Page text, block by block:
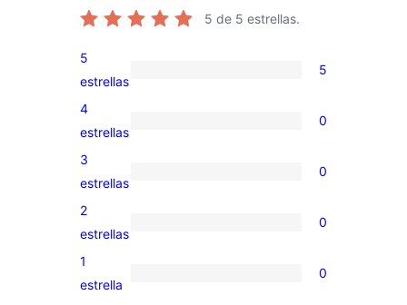
5 de 5 estrellas.
5
valoraciones
de
5
estrellas
5
0
valoraciones
de
4
estrellas
0
0
valoraciones
de
3
estrellas
0
0
valoraciones
de
2
estrellas
0
0
1
estrella
0